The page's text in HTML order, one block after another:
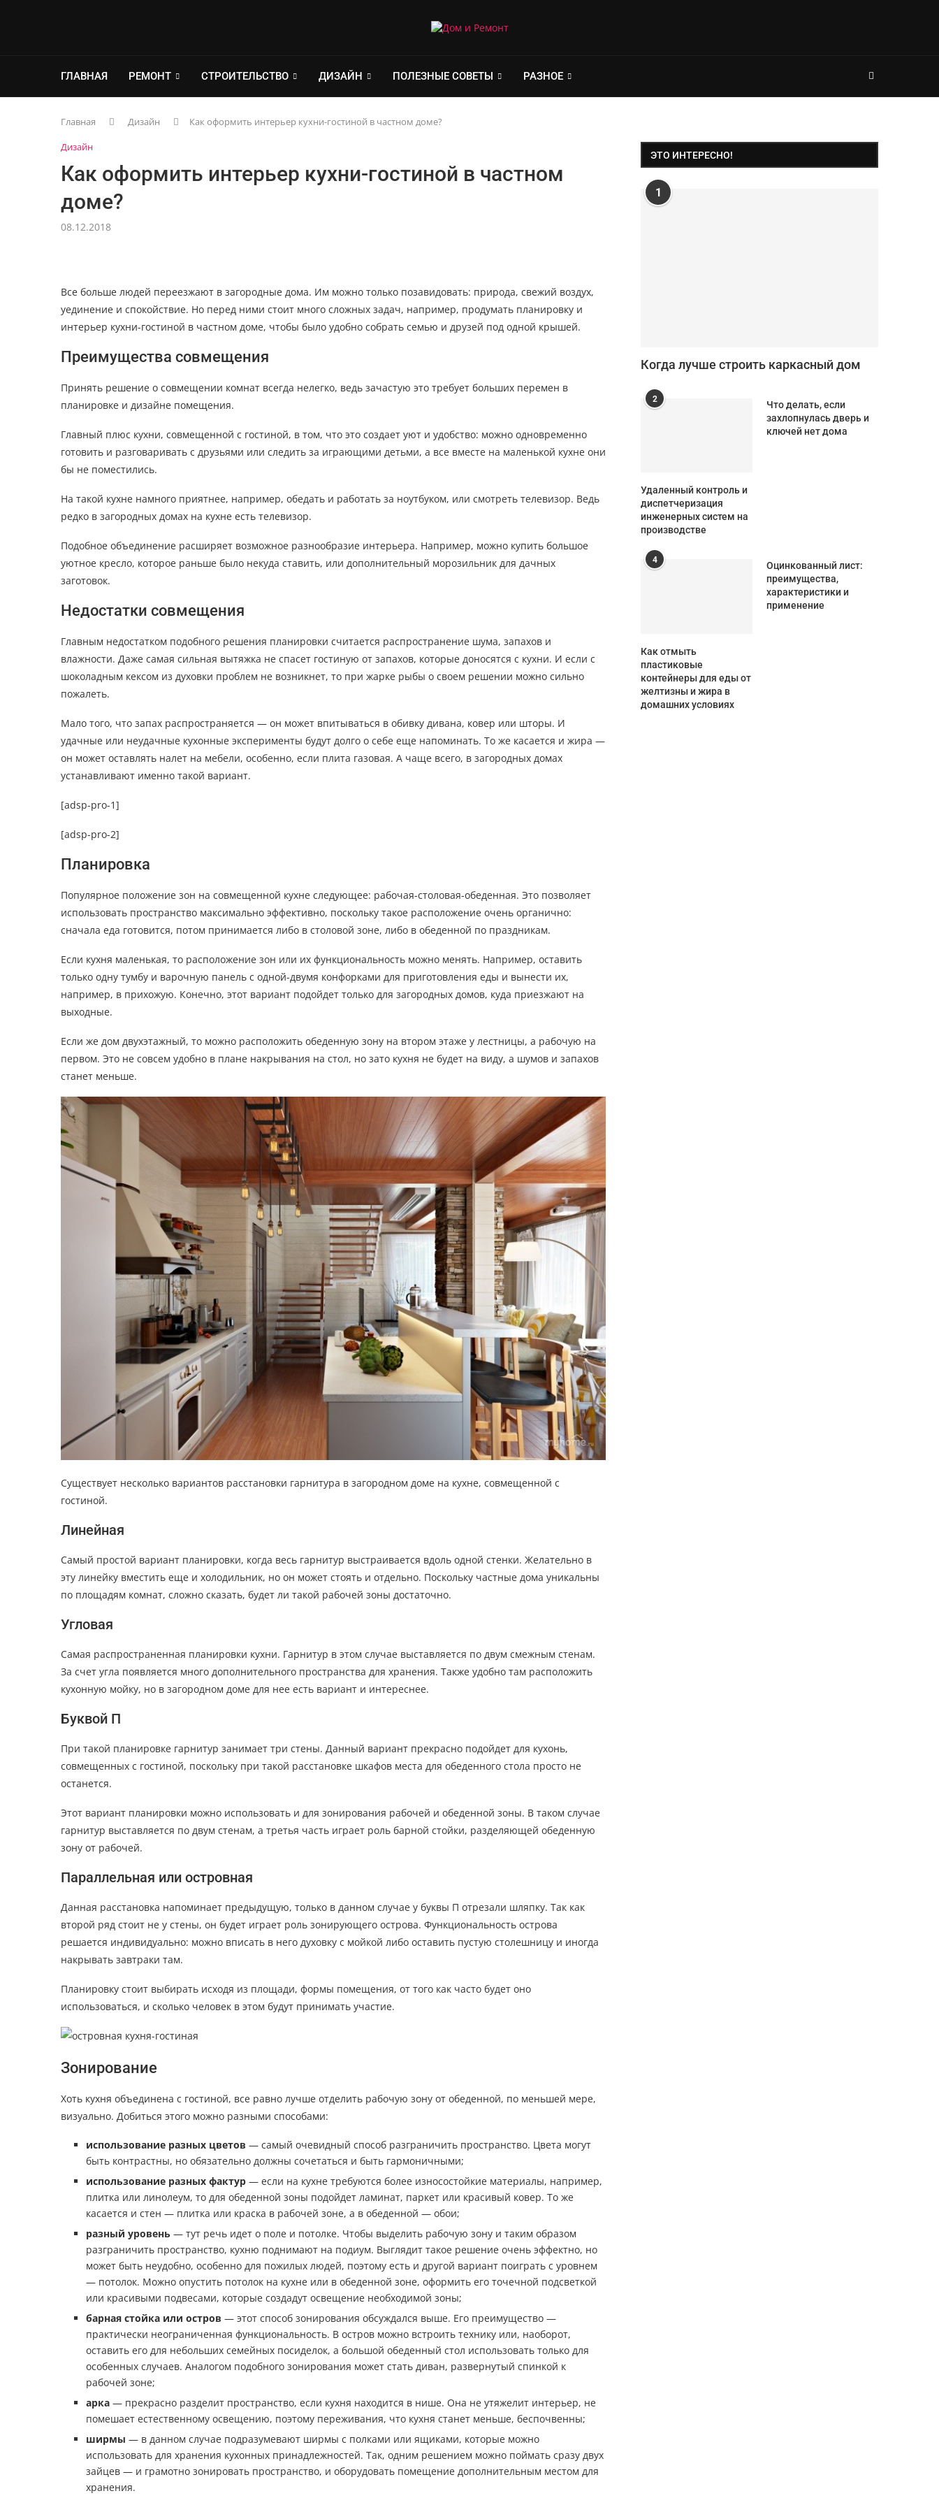
ГЛАВНАЯ РЕМОНТ СТРОИТЕЛЬСТВО ДИЗАЙН ПОЛЕЗНЫЕ СОВЕТЫ РАЗНОЕ
Главная Дизайн
Как оформить интерьер кухни-гостиной в частном доме?
Дизайн
Как оформить интерьер кухни-гостиной в частном
доме?
08.12.2018
Все больше людей переезжают в загородные дома. Им можно только позавидовать: природа, свежий воздух,
уединение и спокойствие. Но перед ними стоит много сложных задач, например, продумать планировку и
интерьер кухни-гостиной в частном доме, чтобы было удобно собрать семью и друзей под одной крышей.
Преимущества совмещения
Принять решение о совмещении комнат всегда нелегко, ведь зачастую это требует больших перемен в
планировке и дизайне помещения.
Главный плюс кухни, совмещенной с гостиной, в том, что это создает уют и удобство: можно одновременно
готовить и разговаривать с друзьями или следить за играющими детьми, а все вместе на маленькой кухне они
бы не поместились.
На такой кухне намного приятнее, например, обедать и работать за ноутбуком, или смотреть телевизор. Ведь
редко в загородных домах на кухне есть телевизор.
Подобное объединение расширяет возможное разнообразие интерьера. Например, можно купить большое
уютное кресло, которое раньше было некуда ставить, или дополнительный морозильник для дачных
заготовок.
Недостатки совмещения
Главным недостатком подобного решения планировки считается распространение шума, запахов и
влажности. Даже самая сильная вытяжка не спасет гостиную от запахов, которые доносятся с кухни. И если с
шоколадным кексом из духовки проблем не возникнет, то при жарке рыбы о своем решении можно сильно
пожалеть.
Мало того, что запах распространяется — он может впитываться в обивку дивана, ковер или шторы. И
удачные или неудачные кухонные эксперименты будут долго о себе еще напоминать. То же касается и жира —
он может оставлять налет на мебели, особенно, если плита газовая. А чаще всего, в загородных домах
устанавливают именно такой вариант.
[adsp-pro-1]
[adsp-pro-2]
Планировка
Популярное положение зон на совмещенной кухне следующее: рабочая-столовая-обеденная. Это позволяет
использовать пространство максимально эффективно, поскольку такое расположение очень органично:
сначала еда готовится, потом принимается либо в столовой зоне, либо в обеденной по праздникам.
Если кухня маленькая, то расположение зон или их функциональность можно менять. Например, оставить
только одну тумбу и варочную панель с одной-двумя конфорками для приготовления еды и вынести их,
например, в прихожую. Конечно, этот вариант подойдет только для загородных домов, куда приезжают на
выходные.
Если же дом двухэтажный, то можно расположить обеденную зону на втором этаже у лестницы, а рабочую на
первом. Это не совсем удобно в плане накрывания на стол, но зато кухня не будет на виду, а шумов и запахов
станет меньше.
Существует несколько вариантов расстановки гарнитура в загородном доме на кухне, совмещенной с
гостиной.
Линейная
Самый простой вариант планировки, когда весь гарнитур выстраивается вдоль одной стенки. Желательно в
эту линейку вместить еще и холодильник, но он может стоять и отдельно. Поскольку частные дома уникальны
по площадям комнат, сложно сказать, будет ли такой рабочей зоны достаточно.
Угловая
Самая распространенная планировки кухни. Гарнитур в этом случае выставляется по двум смежным стенам.
За счет угла появляется много дополнительного пространства для хранения. Также удобно там расположить
кухонную мойку, но в загородном доме для нее есть вариант и интереснее.
Буквой П
При такой планировке гарнитур занимает три стены. Данный вариант прекрасно подойдет для кухонь,
совмещенных с гостиной, поскольку при такой расстановке шкафов места для обеденного стола просто не
останется.
Этот вариант планировки можно использовать и для зонирования рабочей и обеденной зоны. В таком случае
гарнитур выставляется по двум стенам, а третья часть играет роль барной стойки, разделяющей обеденную
зону от рабочей.
Параллельная или островная
Данная расстановка напоминает предыдущую, только в данном случае у буквы П отрезали шляпку. Так как
второй ряд стоит не у стены, он будет играет роль зонирующего острова. Функциональность острова
решается индивидуально: можно вписать в него духовку с мойкой либо оставить пустую столешницу и иногда
накрывать завтраки там.
Планировку стоит выбирать исходя из площади, формы помещения, от того как часто будет оно
использоваться, и сколько человек в этом будут принимать участие.
Зонирование
Хоть кухня объединена с гостиной, все равно лучше отделить рабочую зону от обеденной, по меньшей мере,
визуально. Добиться этого можно разными способами:
использование разных цветов — самый очевидный способ разграничить пространство. Цвета могут
быть контрастны, но обязательно должны сочетаться и быть гармоничными;
использование разных фактур — если на кухне требуются более износостойкие материалы, например,
плитка или линолеум, то для обеденной зоны подойдет ламинат, паркет или красивый ковер. То же
касается и стен — плитка или краска в рабочей зоне, а в обеденной — обои;
разный уровень — тут речь идет о поле и потолке. Чтобы выделить рабочую зону и таким образом
разграничить пространство, кухню поднимают на подиум. Выглядит такое решение очень эффектно, но
может быть неудобно, особенно для пожилых людей, поэтому есть и другой вариант поиграть с уровнем
— потолок. Можно опустить потолок на кухне или в обеденной зоне, оформить его точечной подсветкой
или красивыми подвесами, которые создадут освещение необходимой зоны;
барная стойка или остров — этот способ зонирования обсуждался выше. Его преимущество —
практически неограниченная функциональность. В остров можно встроить технику или, наоборот,
оставить его для небольших семейных посиделок, а большой обеденный стол использовать только для
особенных случаев. Аналогом подобного зонирования может стать диван, развернутый спинкой к
рабочей зоне;
арка — прекрасно разделит пространство, если кухня находится в нише. Она не утяжелит интерьер, не
помешает естественному освещению, поэтому переживания, что кухня станет меньше, беспочвенны;
ширмы — в данном случае подразумевают ширмы с полками или ящиками, которые можно
использовать для хранения кухонных принадлежностей. Так, одним решением можно поймать сразу двух
зайцев — и грамотно зонировать пространство, и оборудовать помещение дополнительным местом для
хранения.
ЭТО ИНТЕРЕСНО!
1
Когда лучше строить каркасный дом
2
Удаленный контроль и
диспетчеризация
инженерных систем на
производстве
Что делать, если
захлопнулась дверь и
ключей нет дома
4
Как отмыть
пластиковые
контейнеры для еды от
желтизны и жира в
домашних условиях
Оцинкованный лист:
преимущества,
характеристики и
применение